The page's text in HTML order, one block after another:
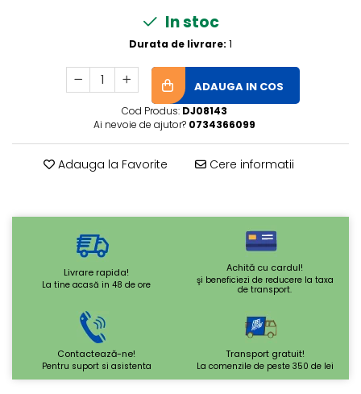
In stoc
Durata de livrare: 1
ADAUGA IN COS
Cod Produs: DJ08143
Ai nevoie de ajutor? 0734366099
Adauga la Favorite Cere informatii
Livrare rapida!
La tine acasă in 48 de ore
Achită cu cardul!
şi beneficiezi de reducere la taxa
de transport.
Contactează-ne!
Pentru suport si asistenta
Transport gratuit!
La comenzile de peste 350 de lei